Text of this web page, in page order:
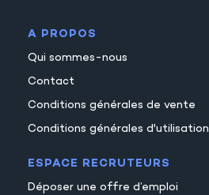
A PROPOS
Qui sommes-nous
Contact
Conditions générales de vente
Conditions générales d'utilisation
ESPACE RECRUTEURS
Déposer une offre d’emploi